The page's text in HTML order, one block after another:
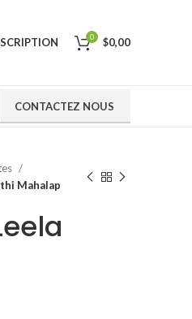
0 $0,00
CONTACTEZ NOUS
Mahalap